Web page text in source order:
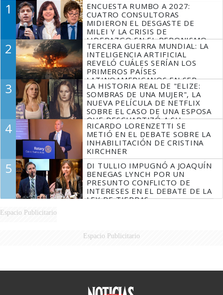
1
ENCUESTA RUMBO A 2027:
CUATRO CONSULTORAS
MIDIERON EL DESGASTE DE
MILEI Y LA CRISIS DE
LIDERAZGO EN EL PERONISMO
2
TERCERA GUERRA MUNDIAL: LA
INTELIGENCIA ARTIFICIAL
REVELÓ CUÁLES SERÍAN LOS
PRIMEROS PAÍSES
LATINOAMERICANOS EN SER
DERROTADOS
3
LA HISTORIA REAL DE "ELIZE:
SOMBRAS DE UNA MUJER", LA
NUEVA PELÍCULA DE NETFLIX
SOBRE EL CASO DE UNA ESPOSA
QUE DESCUARTIZÓ A SU
MARIDO
4
RICARDO LORENZETTI SE
METIÓ EN EL DEBATE SOBRE LA
INHABILITACIÓN DE CRISTINA
KIRCHNER
5
DI TULLIO IMPUGNÓ A JOAQUÍN
BENEGAS LYNCH POR UN
PRESUNTO CONFLICTO DE
INTERESES EN EL DEBATE DE LA
LEY DE TIERRAS
Espacio Publicitario
Espacio Publicitario